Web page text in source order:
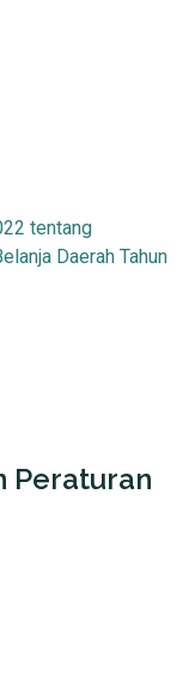
tentang
Daerah Tahun
Peraturan